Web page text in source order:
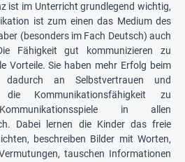
ist im Unterricht grundlegend wichtig,
ist zum einen das Medium des
(besonders im Fach Deutsch) auch
Fähigkeit gut kommunizieren zu
Vorteile. Sie haben mehr Erfolg beim
an Selbstvertrauen und
Kommunikationsfähigkeit zu
in allen
Dabei lernen die Kinder das freie
beschreiben Bilder mit Worten,
tauschen Informationen